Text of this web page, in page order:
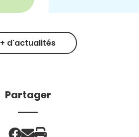
+ d'actualités
Partager